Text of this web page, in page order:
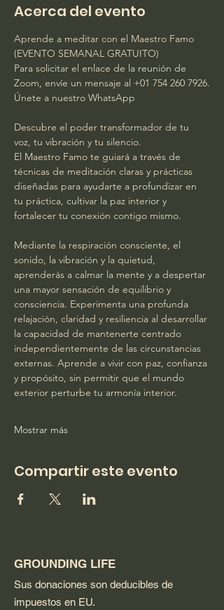
Acerca del evento
Aprende a meditar con el Maestro Famo
(EVENTO SEMANAL GRATUITO)
Para solicitar el enlace de la reunión de
Zoom, envíe un mensaje al +01 754 260 7926.
Únete a nuestro WhatsApp
Descubre el poder transformador de tu
voz, tu vibración y tu silencio.
El Maestro Famo te guiará a través de
técnicas de meditación claras y prácticas
diseñadas para ayudarte a profundizar en
tu práctica, cultivar la paz interior y
fortalecer tu conexión contigo mismo.
Mediante la respiración consciente, el
sonido, la vibración y la quietud,
aprenderás a calmar la mente y a despertar
una mayor sensación de equilibrio y
consciencia. Experimenta una profunda
relajación, claridad y resiliencia al desarrollar
la capacidad de mantenerte centrado
independientemente de las circunstancias
externas. Aprende a vivir con paz, confianza
y propósito, sin permitir que el mundo
exterior perturbe tu armonía interior.
Mostrar más
Compartir este evento
GROUNDING LIFE
Sus donaciones son deducibles de
impuestos en EU.